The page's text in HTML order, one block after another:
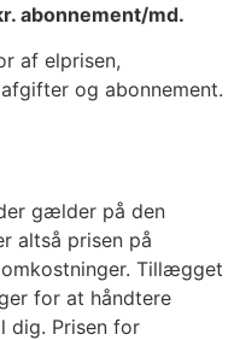
abonnement/md.
af elprisen,
og abonnement.
gælder på den
altså prisen på
Tillægget
for at håndtere
dig. Prisen for